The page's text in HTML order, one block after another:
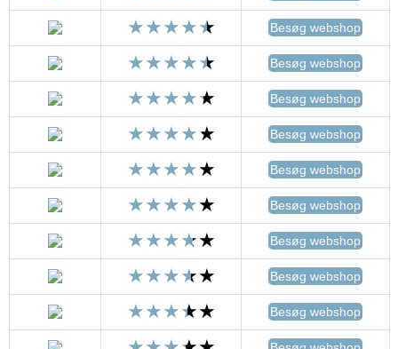
Besøg webshop
Besøg webshop
Besøg webshop
Besøg webshop
Besøg webshop
Besøg webshop
Besøg webshop
Besøg webshop
Besøg webshop